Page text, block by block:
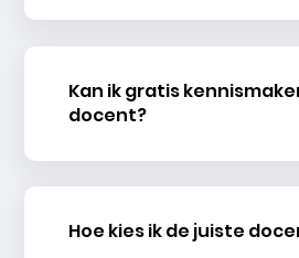
Kan ik gratis
docent?
Hoe kies ik de juiste